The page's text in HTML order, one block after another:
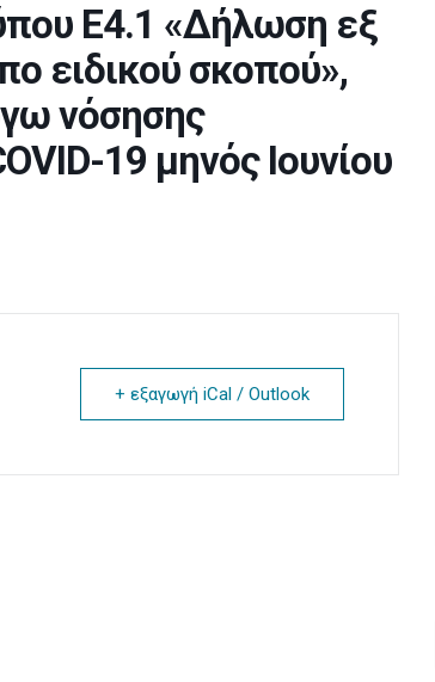
Ε4.1 «Δήλωση εξ
ειδικού σκοπού»,
νόσησης
19 μηνός Ιουνίου
+ εξαγωγή iCal / Outlook